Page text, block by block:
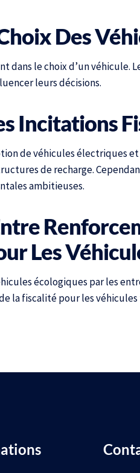
Des
dans le choix d’un véhicule.
leurs décisions.
Incitations
de véhicules électriques
de recharge.
ambitieuses.
Les
écologiques par les
la fiscalité pour les